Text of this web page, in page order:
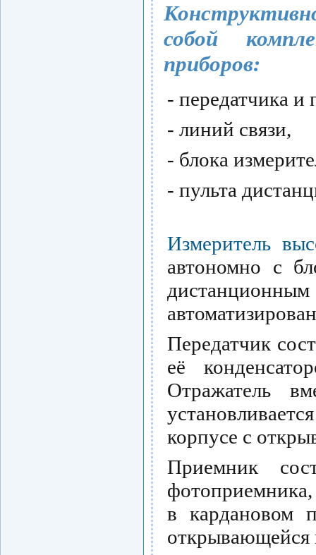
собой
приборов:
- передатчика и
- линий связи,
- блока
- пульта
Измеритель
автономно с
Передатчик
её
Отражатель
корпусе с
Приемник
в кардановом